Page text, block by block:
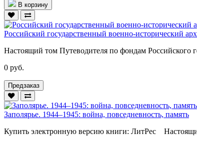
В корзину
Российский государственный военно-исторический
Настоящий том Путеводителя по фондам Российского
0 руб.
Предзаказ
Заполярье. 1944–1945: война, повседневность, память
Купить электронную версию книги: ЛитРес Настоящий